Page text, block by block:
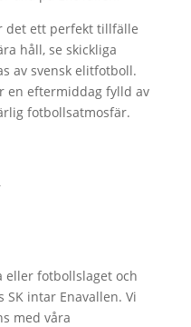
det ett perfekt tillfälle
håll, se skickliga
av svensk elitfotboll.
en eftermiddag fylld av
fotbollsatmosfär.
eller fotbollslaget och
SK intar Enavallen. Vi
med våra